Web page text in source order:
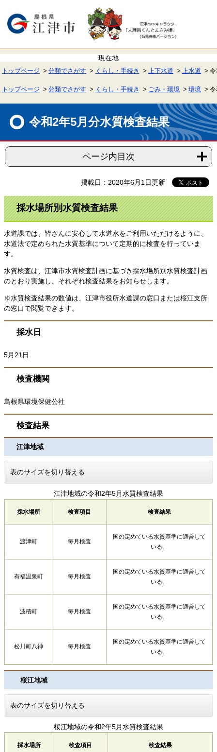
で
ば
本
へ
トップページ 分類でさがす くらし・手続き 上下水道 上水道
トップページ 分類でさがす くらし・手続き ごみ・環境 環境
令和2年5月分水質検査結果
ページ内目次
掲載日：2020年6月1日更新
採水場所別水質検査結果
水道課では、皆さんに安心して水道水をご利用いただけるように、
水道法で定められた水質基準について定期的に検査を行っていま
す。
水質検査は、江津市水質検査計画に基づき採水場所別水質検査計画
のとおり実施し、それぞれ検査結果をお知らせします。
※水質検査結果の数値は、江津市役所水道課の窓口または桜江支所
の窓口で閲覧できます。
採水日
5月21日
検査機関
島根県環境保健公社
検査結果
江津地域
表のサイズを切り替える
江津地域の令和2年5月水質検査結果
採水場所 検査項目 検査結果
渡津町 毎月検査
国の定めている水質基準に適合して
いる。
有福温泉町 毎月検査
国の定めている水質基準に適合して
いる。
波積町 毎月検査
国の定めている水質基準に適合して
いる。
松川町八神 毎月検査
国の定めている水質基準に適合して
いる。
桜江地域
表のサイズを切り替える
桜江地域の令和2年5月水質検査結果
採水場所 検査項目 検査結果